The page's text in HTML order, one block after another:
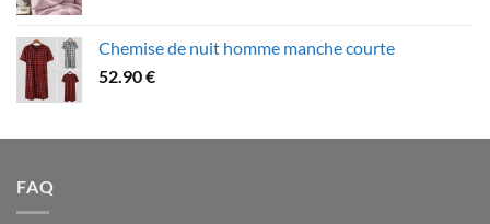
79.90 €
Chemise de nuit homme manche courte
52.90€
FAQ